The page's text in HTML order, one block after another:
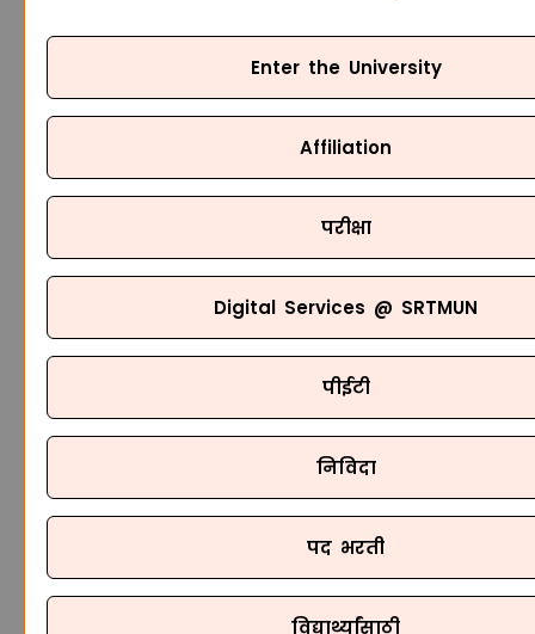
Enter the University
Affiliation
परीक्षा
Digital Services @ SRTMUN
पीईटी
निविदा
पद भरती
विद्यार्थ्यांसाठी